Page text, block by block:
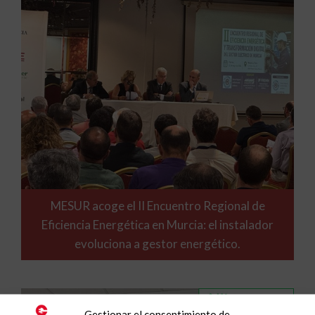
MESUR acoge el II Encuentro Regional de
Eficiencia Energética en Murcia: el instalador
evoluciona a gestor energético.